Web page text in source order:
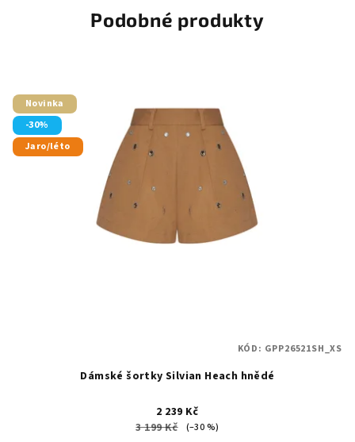
Podobné produkty
Novinka
-30%
Jaro/léto
Dámské šortky Silvian Heach hnědé
2 239 Kč
3 199 Kč
(–30 %)
KÓD: GPP26521SH_XS